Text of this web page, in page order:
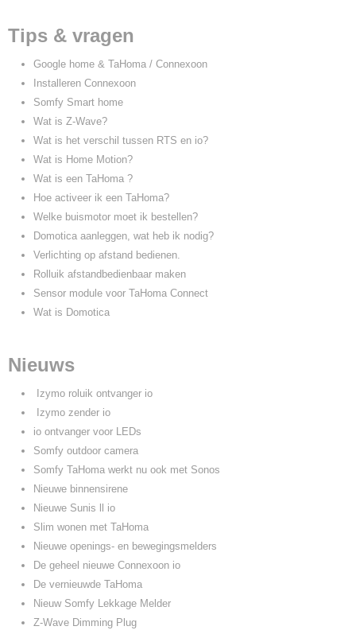
Tips & vragen
Google home & TaHoma / Connexoon
Installeren Connexoon
Somfy Smart home
Wat is Z-Wave?
Wat is het verschil tussen RTS en io?
Wat is Home Motion?
Wat is een TaHoma ?
Hoe activeer ik een TaHoma?
Welke buismotor moet ik bestellen?
Domotica aanleggen, wat heb ik nodig?
Verlichting op afstand bedienen.
Rolluik afstandbedienbaar maken
Sensor module voor TaHoma Connect
Wat is Domotica
Nieuws
Izymo roluik ontvanger io
Izymo zender io
io ontvanger voor LEDs
Somfy outdoor camera
Somfy TaHoma werkt nu ook met Sonos
Nieuwe binnensirene
Nieuwe Sunis ll io
Slim wonen met TaHoma
Nieuwe openings- en bewegingsmelders
De geheel nieuwe Connexoon io
De vernieuwde TaHoma
Nieuw Somfy Lekkage Melder
Z-Wave Dimming Plug